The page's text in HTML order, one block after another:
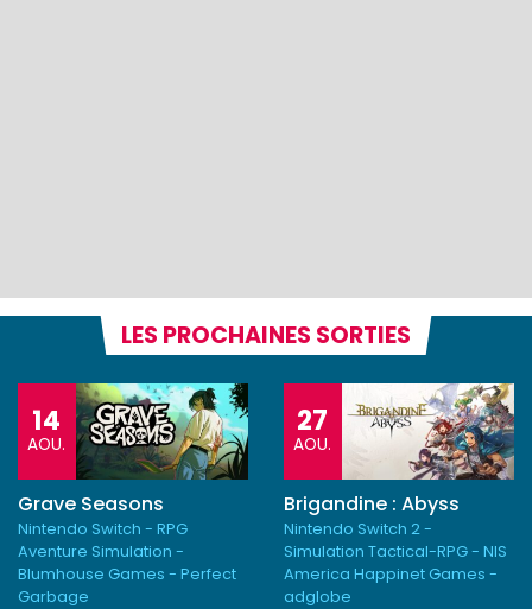
LES PROCHAINES SORTIES
14
AOU.
Grave Seasons
Nintendo Switch - RPG
Aventure Simulation -
Blumhouse Games - Perfect
Garbage
27
AOU.
Brigandine : Abyss
Nintendo Switch 2 -
Simulation Tactical-RPG - NIS
America Happinet Games -
adglobe